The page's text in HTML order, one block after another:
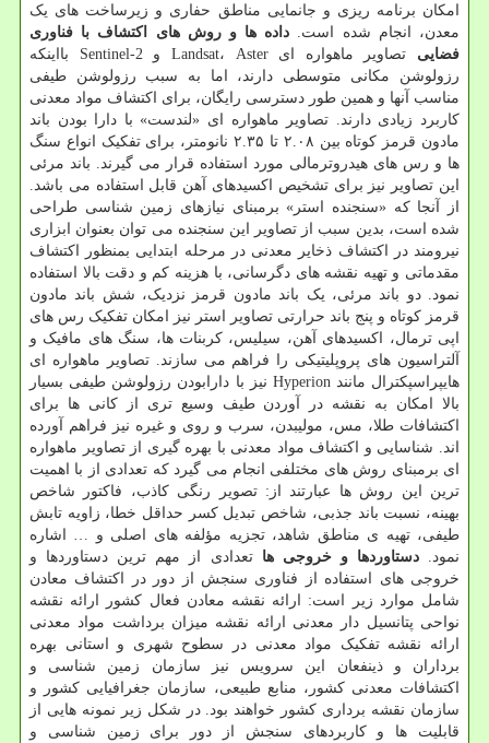
امکان برنامه ریزی و جانمایی مناطق حفاری و زیرساخت های یک
معدن، انجام شده است. داده ها و روش های اکتشاف با فناوری
فضایی
تصاویر ماهواره ای Landsat، Aster و Sentinel-2 بااینکه
رزولوشن مکانی متوسطی دارند، اما به سبب رزولوشن طیفی
مناسب آنها و همین طور دسترسی رایگان، برای اکتشاف مواد معدنی
کاربرد زیادی دارند. تصاویر ماهواره ای «لندست» با دارا بودن باند
مادون قرمز کوتاه بین ۲.۰۸ تا ۲.۳۵ نانومتر، برای تفکیک انواع سنگ
ها و رس های هیدروترمالی مورد استفاده قرار می گیرند. باند مرئی
این تصاویر نیز برای تشخیص اکسیدهای آهن قابل استفاده می باشد.
از آنجا که «سنجنده استر» برمبنای نیازهای زمین شناسی طراحی
شده است، بدین سبب از تصاویر این سنجنده می توان بعنوان ابزاری
نیرومند در اکتشاف ذخایر معدنی در مرحله ابتدایی بمنظور اکتشاف
مقدماتی و تهیه نقشه های دگرسانی، با هزینه کم و دقت بالا استفاده
نمود. دو باند مرئی، یک باند مادون قرمز نزدیک، شش باند مادون
قرمز کوتاه و پنج باند حرارتی تصاویر استر نیز امکان تفکیک رس های
اپی ترمال، اکسیدهای آهن، سیلیس، کربنات ها، سنگ های مافیک و
آلتراسیون های پروپلیتیکی را فراهم می سازند. تصاویر ماهواره ای
هایپراسپکترال مانند Hyperion نیز با دارابودن رزولوشن طیفی بسیار
بالا امکان به نقشه در آوردن طیف وسیع تری از کانی ها برای
اکتشافات طلا، مس، مولیبدن، سرب و روی و غیره نیز فراهم آورده
اند. شناسایی و اکتشاف مواد معدنی با بهره گیری از تصاویر ماهواره
ای برمبنای روش های مختلفی انجام می گیرد که تعدادی از با اهمیت
ترین این روش ها عبارتند از: تصویر رنگی کاذب، فاکتور شاخص
بهینه، نسبت باند جذبی، شاخص تبدیل کسر حداقل خطا، زاویه تابش
طیفی، تهیه ی مناطق شاهد، تجزیه مؤلفه های اصلی و … اشاره
نمود.دستاوردها و خروجی ها تعدادی از مهم ترین دستاوردها و
خروجی های استفاده از فناوری سنجش از دور در اکتشاف معادن
شامل موارد زیر است: ارائه نقشه معادن فعال کشور ارائه نقشه
نواحی پتانسیل دار معدنی ارائه نقشه میزان برداشت مواد معدنی
ارائه نقشه تفکیک مواد معدنی در سطوح شهری و استانی بهره
برداران و ذینفعان این سرویس نیز سازمان زمین شناسی و
اکتشافات معدنی کشور، منابع طبیعی، سازمان جغرافیایی کشور و
سازمان نقشه برداری کشور خواهند بود. در شکل زیر نمونه هایی از
قابلیت ها و کاربردهای سنجش از دور برای زمین شناسی و